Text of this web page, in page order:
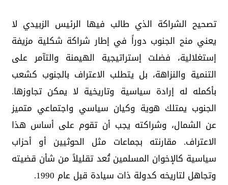
تصحيح الشراكة الذي طالب فيها الرئيس الزبيدي لا
يعني منح الجنوب دوراً في إطار شراكة شكلية مزيفة
إستغلالية، فضلت إستراتيجية الهيمنة والتآمر على
التنمية والنزاهة، بل يتطلب الاعتراف بالجنوب كشعب
بأكمله له إرادة سياسية وتاريخية لا يمكن تجاوزها.
الجنوب يمتلك هوية وكيان سياسي واجتماعي متميز
عن الشمال، وشراكته يجب أن تقوم على أساس هذا
الاعتراف. مقارنته بجماعات مثل الحوثيين أو أحزاب
سياسية كالإخوان المسلمين تُعد تقليلاً من شأن قضيته
وتجاهل لتاريخه كدولة ذات سيادة قبل عام 1990.